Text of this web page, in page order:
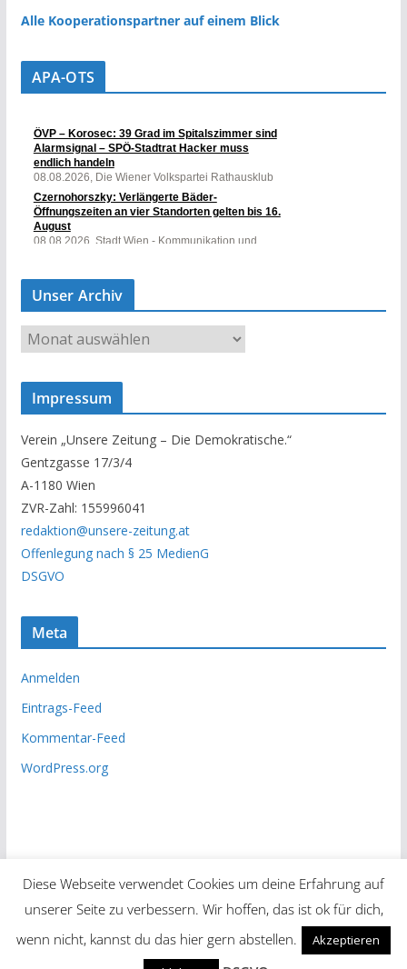
Alle Kooperationspartner auf einem Blick
APA-OTS
Unser Archiv
U
n
s
A
r
c
h
i
v
Impressum
Verein „Unsere Zeitung – Die Demokratische.“
Gentzgasse 17/3/4
A-1180 Wien
ZVR-Zahl: 155996041
redaktion@unsere-zeitung.at
Offenlegung nach § 25 MedienG
DSGVO
Meta
Anmelden
Eintrags-Feed
Kommentar-Feed
WordPress.org
Copyright © 2026 Unsere Zeitung
. Alle Rechte vorbehalten.
ColorMagvon ThemeGrill. Präsentiert von
Diese Webseite verwendet Cookies um deine Erfahrung auf
unserer Seite zu verbessern. Wir hoffen, das ist ok für dich,
wenn nicht, kannst du das hier gern abstellen.
Akzeptieren